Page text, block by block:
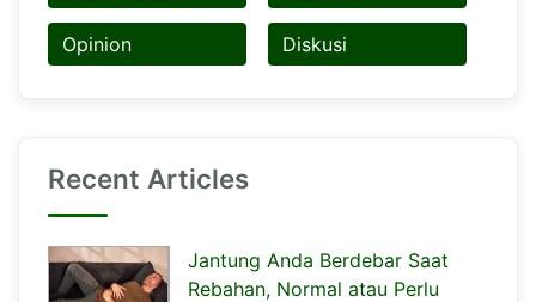
Opinion Diskusi
Recent Articles
Jantung Anda Berdebar Saat
Rebahan, Normal atau Perlu